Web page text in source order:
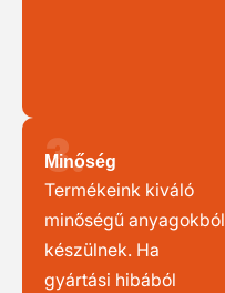
3.
Minőség
Termékeink kiváló
minőségű anyagokból
készülnek. Ha
gyártási hibából